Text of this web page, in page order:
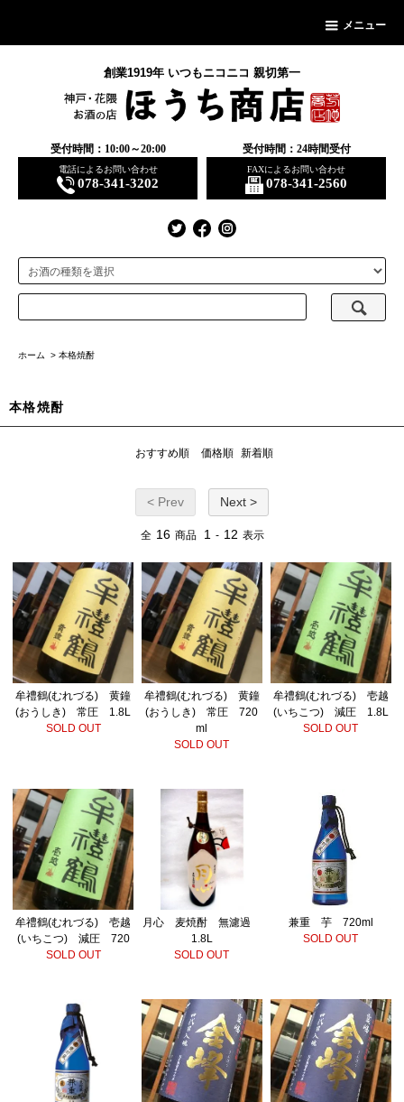
メニュー
創業1919年 いつもニコニコ 親切第一
受付時間：10:00～20:00
電話によるお問い合わせ
078-341-3202
受付時間：24時間受付
FAXによるお問い合わせ
078-341-2560
ホーム > 本格焼酎
本格焼酎
おすすめ順 価格順 新着順
< Prev Next >
全 16 商品 1 - 12 表示
牟禮鶴(むれづる) 黄鐘
(おうしき) 常圧 1.8L
SOLD OUT
牟禮鶴(むれづる) 黄鐘
(おうしき) 常圧 720
ml
SOLD OUT
牟禮鶴(むれづる) 壱越
(いちこつ) 減圧 1.8L
SOLD OUT
牟禮鶴(むれづる) 壱越
(いちこつ) 減圧 720
SOLD OUT
月心 麦焼酎 無濾過
1.8L
SOLD OUT
兼重 芋 720ml
SOLD OUT